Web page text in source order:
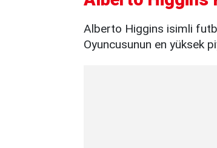
Alberto Higgins isimli
Oyuncusunun en yüksek